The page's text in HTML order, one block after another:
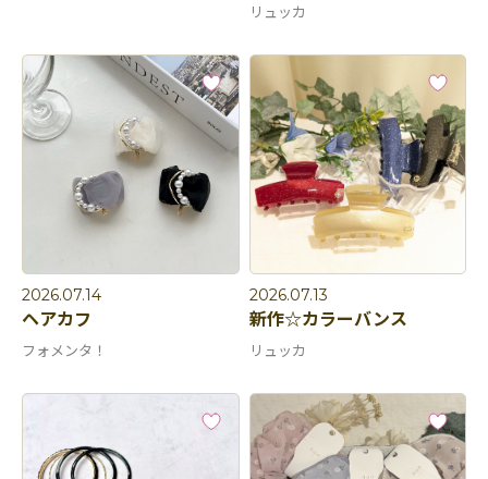
リュッカ
2026.07.14
ヘアカフ
フォメンタ！
2026.07.13
新作☆カラーバンス
リュッカ